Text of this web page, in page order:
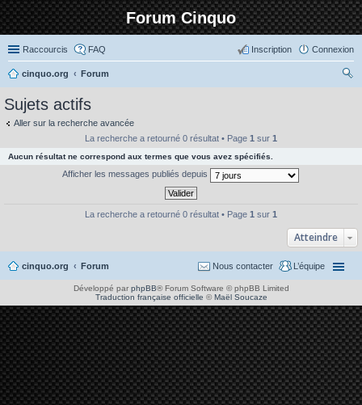
Forum Cinquo
Raccourcis FAQ Connexion
Inscription
cinquo.org
Forum
Sujets actifs
Aller sur la recherche avancée
La recherche a retourné 0 résultat • Page 1 sur 1
Aucun résultat ne correspond aux termes que vous avez spécifiés.
Afficher les messages publiés depuis
La recherche a retourné 0 résultat • Page 1 sur 1
Atteindre
cinquo.org Forum L’équipe
Nous contacter
Développé par phpBB® Forum Software © phpBB Limited
Traduction française officielle ©Maël Soucaze